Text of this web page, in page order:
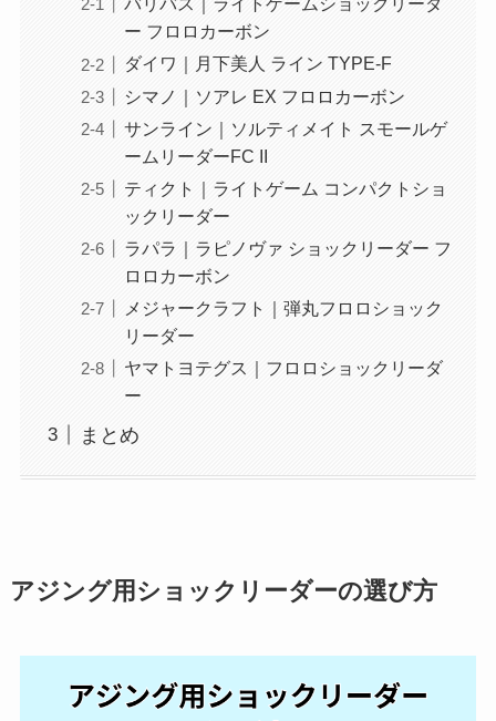
ー フロロカーボン
ダイワ｜月下美人 ライン TYPE-F
シマノ｜ソアレ EX フロロカーボン
サンライン｜ソルティメイト スモールゲ
ームリーダーFC II
ティクト｜ライトゲーム コンパクトショ
ックリーダー
ラパラ｜ラピノヴァ ショックリーダー フ
ロロカーボン
メジャークラフト｜弾丸フロロショック
リーダー
ヤマトヨテグス｜フロロショックリーダ
ー
まとめ
アジング用ショックリーダーの選び方